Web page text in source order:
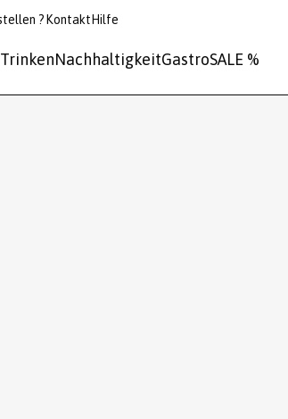
? Kontakt Hilfe
TrinkenNachhaltigkeitGastroSALE %